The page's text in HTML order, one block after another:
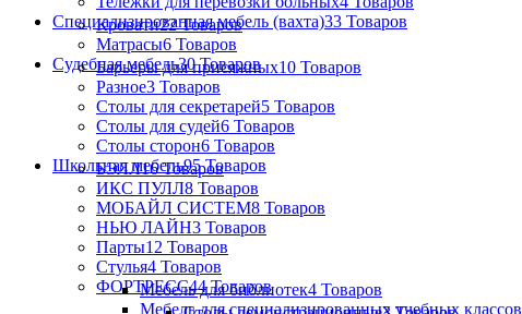
Специализированная мебель (вахта)33 Товаров
Кровати22 Товаров
Матрасы6 Товаров
Судебная мебель30 Товаров
Барьеры для присяжных10 Товаров
Разное3 Товаров
Столы для секретарей5 Товаров
Столы для судей6 Товаров
Столы сторон6 Товаров
Школьная мебель95 Товаров
БЭЛЛ16 Товаров
ИКС ПУЛЛ8 Товаров
МОБАЙЛ СИСТЕМ8 Товаров
НЬЮ ЛАЙН3 Товаров
Парты12 Товаров
Стулья4 Товаров
ФОРТРЕСС44 Товаров
Мебель для библиотек4 Товаров
Мебель для специализированных учебных классов